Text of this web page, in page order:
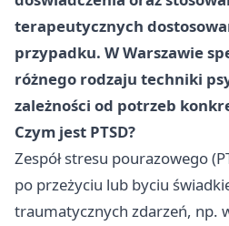
terapeutycznych
przypadku. W Warszawie
różnego rodzaju techniki
zależności od potrzeb
Czym jest PTSD?
Zespół stresu pourazowego
po przeżyciu lub byciu
traumatycznych zdarzeń, np.